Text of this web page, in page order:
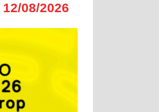
12/08/2026